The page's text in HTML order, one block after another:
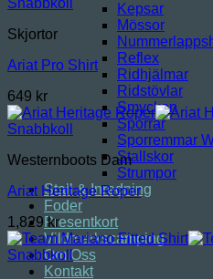
Kepsar
Mössor
Reflex
Ridhjälmar
Ridstövlar
Smycken
Sporrar
Sporremmar
Stallskor
Strumpor
Stall & Inredning
Foder
Presentkort
Vildmarkscamping
Om Oss
Kontakt
Snabbkoll
Skjortor
Ariat Pro Shirt
649 kr
Snabbkoll
Westernboots Dam
Ariat Heritage Roper
1,829kr
Snabbkoll